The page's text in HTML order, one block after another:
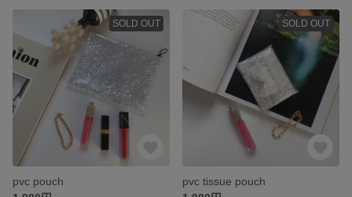
SOLD OUT
pvc pouch
SOLD OUT
pvc tissue pouch